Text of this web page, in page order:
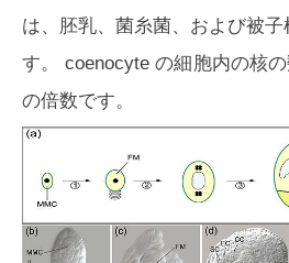
は、胚乳、菌糸菌、および被
す。 coenocyte の細胞内の核
の倍数です。